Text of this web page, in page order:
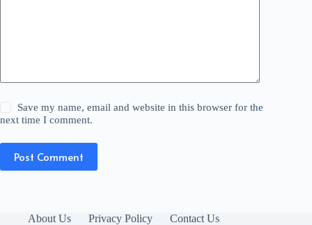
Save my name, email and website in this browser for the
next time I comment.
Post Comment
About Us Privacy Policy Contact Us